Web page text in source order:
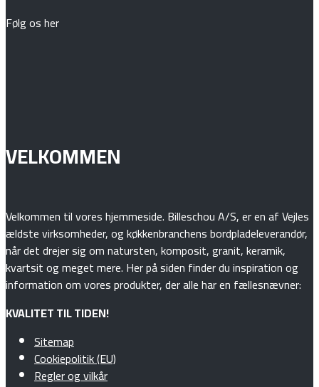
Følg os her
VELKOMMEN
Velkommen til vores hjemmeside. Billeschou A/S, er en af Vejles
ældste virksomheder, og køkkenbranchens bordpladeleverandør,
når det drejer sig om natursten, komposit, granit, keramik,
kvartsit og meget mere. Her på siden finder du inspiration og
information om vores produkter, der alle har en fællesnævner:
KVALITET TIL TIDEN!
Sitemap
Cookiepolitik (EU)
Regler og vilkår